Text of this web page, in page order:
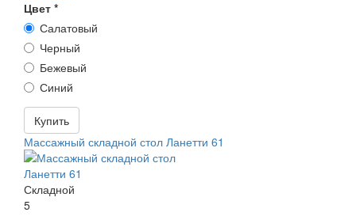
Цвет *
Салатовый
Черный
Бежевый
Синий
Купить
Массажный складной стол Ланетти 61
Складной
5